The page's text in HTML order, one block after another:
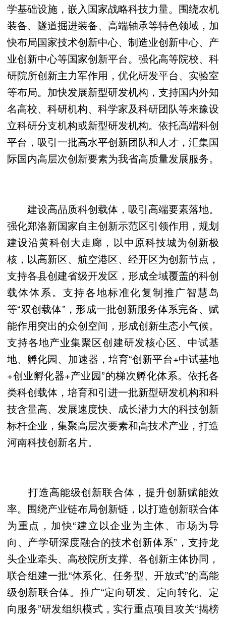
学基础设施，嵌入国家战略科技力量。围绕农机
装备、隧道掘进装备、高端轴承等特色领域，加
快布局国家技术创新中心、制造业创新中心、产
业创新中心等国家创新平台。强化高等院校、科
研院所创新主力军作用，优化研发平台、实验室
等布局。加快发展新型研发机构，支持国内外知
名高校、科研机构、科学家及科研团队等来豫设
立科研分支机构或新型研发机构。依托高端科创
平台，吸引一批高水平创新团队和人才，汇集国
际国内高层次创新要素为我省高质量发展服务。
建设高品质科创载体，吸引高端要素落地。
强化郑洛新国家自主创新示范区引领作用，规划
建设沿黄科创大走廊，以中原科技城为创新极
核，以高新区、航空港区、经开区为创新节点，
支持各县创建省级开发区，形成全域覆盖的科创
载体体系。支持各地标准化复制推广智慧岛
等“双创载体”，形成一批创新服务体系完备、赋
能作用突出的众创空间，形成创新生态小气候。
支持各地产业集聚区创建研发核心区、中试基
地、孵化园、加速器，培育“创新平台+中试基地
+创业孵化器+产业园”的梯次孵化体系。依托各
类科创载体，培育和引进一批新型研发机构和科
技含量高、发展速度快、成长潜力大的科技创新
标杆企业，集聚高层次要素和高技术产业，打造
河南科技创新名片。
打造高能级创新联合体，提升创新赋能效
率。围绕产业链布局创新链，以打造创新联合体
为重点，加快“建立以企业为主体、市场为导
向、产学研深度融合的技术创新体系”，支持龙
头企业牵头、高校院所支撑、各创新主体协同，
联合组建一批“体系化、任务型、开放式”的高能
级创新联合体。推广“定向研发、定向转化、定
向服务”研发组织模式，实行重点项目攻关“揭榜